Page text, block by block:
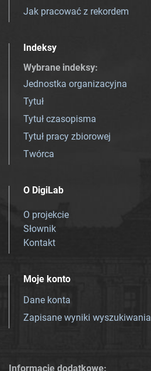
Jak pracować z rekordem
Indeksy
Wybrane indeksy:
Jednostka organizacyjna
Tytuł
Tytuł czasopisma
Tytuł pracy zbiorowej
Twórca
O DigiLab
O projekcie
Słownik
Kontakt
Moje konto
Dane konta
Zapisane wyniki wyszukiwania
Informacje dodatkowe: